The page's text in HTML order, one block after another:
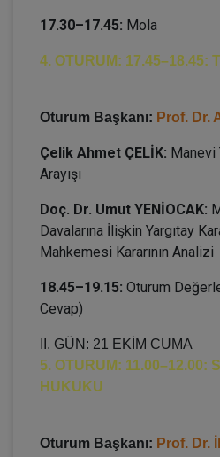
17.30–17.45: Mola
4. OTURUM: 17.45–18.45:
Oturum Başkanı: Prof. Dr.
Çelik Ahmet ÇELİK: Manevi
Arayışı
Doç. Dr. Umut YENİOCAK:
Davalarına İlişkin Yargıtay
Mahkemesi Kararının Analizi
18.45–19.15: Oturum
Cevap)
II. GÜN: 21 EKİM CUMA
5. OTURUM: 11.00–12.00:
HUKUKU
Oturum Başkanı: Prof. Dr.